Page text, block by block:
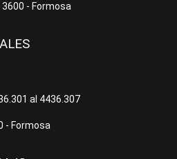
3600 - Formosa
al 4436.307
- Formosa